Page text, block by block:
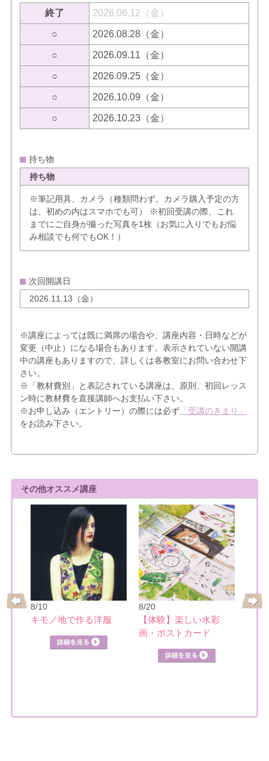
終了 2026.06.12（金）
○ 2026.08.28（金）
○ 2026.09.11（金）
○ 2026.09.25（金）
○ 2026.10.09（金）
○ 2026.10.23（金）
持ち物
持ち物
※筆記用具、カメラ（種類問わず。カメラ購入予定の方
は、初めの内はスマホでも可） ※初回受講の際、これ
までにご自身が撮った写真を1枚（お気に入りでもお悩
み相談でも何でもOK！）
次回開講日
2026.11.13（金）
※講座によっては既に満席の場合や、講座内容・日時などが
変更（中止）になる場合もあります。表示されていない開講
中の講座もありますので、詳しくは各教室にお問い合わせ下
さい。
※「教材費別」と表記されている講座は、原則、初回レッス
ン時に教材費を直接講師へお支払い下さい。
※お申し込み（エントリー）の際には必ず「受講のきまり」
をお読み下さい。
その他オススメ講座
8/10
キモノ地で作る洋服
8/20
【体験】楽しい水彩
画・ポストカード